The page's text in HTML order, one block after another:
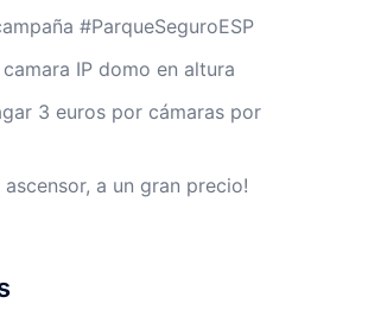
#ParqueSeguroESP
IP domo en altura
3 euros por cámaras por
ascensor, a un gran precio!